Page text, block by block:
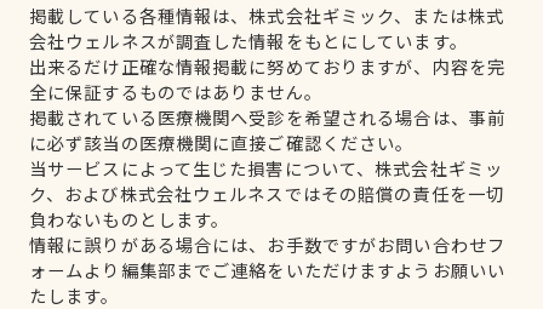
掲載している各種情報は、株式会社ギミック、または株式
会社ウェルネスが調査した情報をもとにしています。
出来るだけ正確な情報掲載に努めておりますが、内容を完
全に保証するものではありません。
掲載されている医療機関へ受診を希望される場合は、事前
に必ず該当の医療機関に直接ご確認ください。
当サービスによって生じた損害について、株式会社ギミッ
ク、および株式会社ウェルネスではその賠償の責任を一切
負わないものとします。
情報に誤りがある場合には、お手数ですがお問い合わせフ
ォームより編集部までご連絡をいただけますようお願いい
たします。